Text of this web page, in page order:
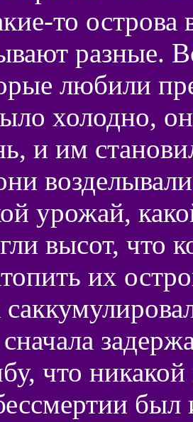
то
разные.
любили
холодно,
и им
урожай,
высот, что
их
что